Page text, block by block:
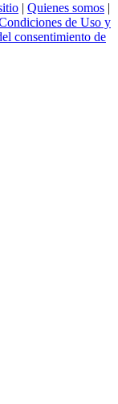
| Quienes somos |
de Uso y
consentimiento de